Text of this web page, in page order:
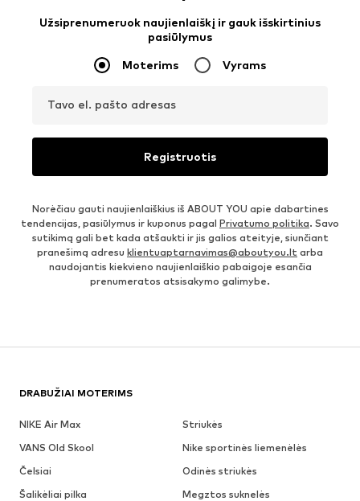
Užsiprenumeruok naujienlaiškį ir gauk išskirtinius
pasiūlymus
Moterims Vyrams
Tavo el. pašto adresas
Registruotis
Norėčiau gauti naujienlaiškius iš ABOUT YOU apie dabartines
tendencijas, pasiūlymus ir kuponus pagal Privatumo politika. Savo
sutikimą gali bet kada atšaukti ir jis galios ateityje, siunčiant
pranešimą adresu klientuaptarnavimas@aboutyou.lt arba
naudojantis kiekvieno naujienlaiškio pabaigoje esančia
prenumeratos atsisakymo galimybe.
DRABUŽIAI MOTERIMS
NIKE Air Max
Striukės
VANS Old Skool
Nike sportinės liemenėlės
Čelsiai
Odinės striukės
Šalikėliai pilka
Megztos suknelės